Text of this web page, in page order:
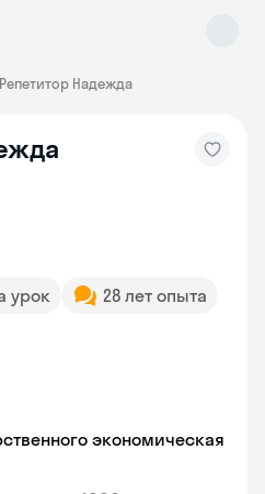
Репетитор Надежда
урок
28 лет опыта
экономическая